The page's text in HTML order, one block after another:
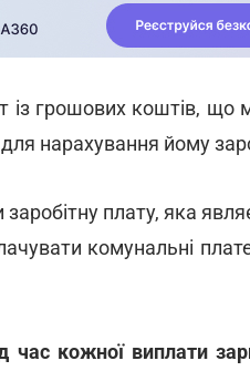
грошових коштів, що
нарахування йому
плату, яка
комунальні
час кожної виплати